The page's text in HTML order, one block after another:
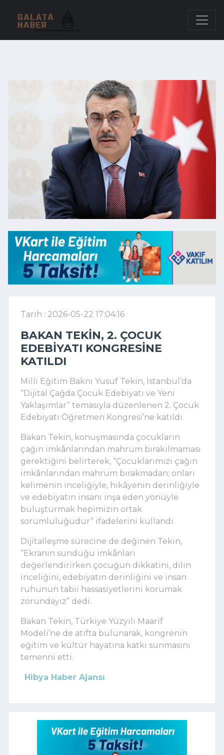
Tarih : 2026-05-22 17:04:16
BAKAN TEKIN, 2. ÇOCUK
EDEBIYATI KONGRESINE
KATILDI
Milli Eğitim Baknı Yusuf Tekin, İstanbul’da
“Dijital Çağda Çocuk Edebiyatı ve Yeni
Yaklaşımlar” temasıyla düzenlenen 2. Çocuk
Edebiyatı Öğretmen Kongresi’ne katıldı.
Bakan Tekin, konuşmasında çocukların
çağın imkânlarından mahrum bırakılmaması
gerektiğini belirterek, “Çocuklarımızı çağın
imkânlarından mahrum bırakmadan; onları
kelimenin inceliğiyle, hikâyenin derinliğiyle
ve edebiyatın insanı inşa eden yönüyle
buluşturmak hepimizin ortak
sorumluluğudur” ifadelerini kullandı.
Dijitalleşme sürecine de değinen Tekin,
“Ekranın sunduğu imkânları
değerlendirirken çocuğun dikkatini, dilin
inceliğini, edebiyatın derinliğini ve insan
ruhunun tabii hassasiyetlerini korumak
zorundayız” dedi.
Bakan Tekin, Türkiye Yüzyılı Maarif
Modeli’ne de atıfta bulunarak, kongrenin
eğitim ve kültür hayatına katkı sunmasını
temenni etti.
Hibya Haber Ajansı